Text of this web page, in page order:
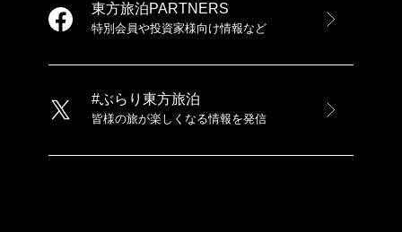
東方旅泊PARTNERS
特別会員や投資家様向け情報など
#ぶらり東方旅泊
皆様の旅が楽しくなる情報を発信